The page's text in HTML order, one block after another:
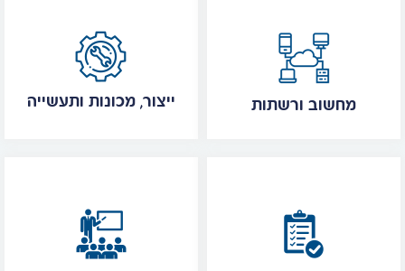
ייצור, מכונות ותעשייה מחשוב ורשתות